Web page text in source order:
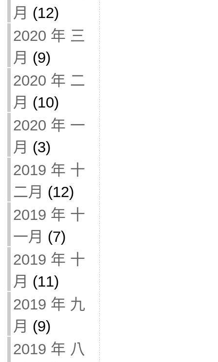
月 (12)
2020 年 三
月 (9)
2020 年 二
月 (10)
2020 年 一
月 (3)
2019 年 十
二月 (12)
2019 年 十
一月 (7)
2019 年 十
月 (11)
2019 年 九
月 (9)
2019 年 八